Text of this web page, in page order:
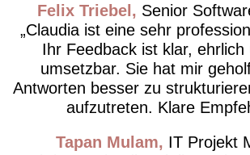
Felix Triebel
Senior
Claudia ist eine sehr
Ihr Feedback ist klar, ehrlich
umsetzbar. Sie hat mir
Antworten besser zu
aufzutreten. Klare
Tapan Mulam
IT Projekt